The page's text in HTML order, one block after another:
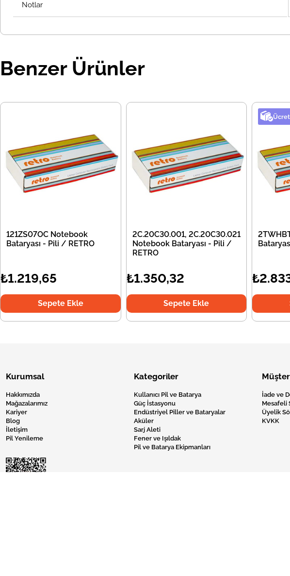
Notlar
Benzer Ürünler
121ZS07OC Notebook
Bataryası - Pili / RETRO
₺1.219,65
Sepete Ekle
2C.20C30.001, 2C.20C30.021
Notebook Bataryası - Pili /
RETRO
₺1.350,32
Sepete Ekle
Kurumsal
Hakkımızda
Mağazalarımız
Kariyer
Blog
İletişim
Pil Yenileme
Kategoriler
Kullanıcı Pil ve Batarya
Güç İstasyonu
Endüstriyel Piller ve Bataryalar
Aküler
Sarj Aleti
Fener ve Işıldak
Pil ve Batarya Ekipmanları
İade ve
Mesafeli
Üyelik
KVKK